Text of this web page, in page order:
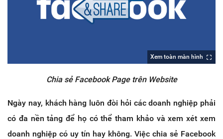
Xem toàn màn hình
Chia sẻ Facebook Page trên Website
Ngày nay, khách hàng luôn đòi hỏi các doanh nghiệp phải
có đa nền tảng để họ có thể tham khảo và xem xét xem
doanh nghiệp có uy tín hay không. Việc chia sẻ Facebook